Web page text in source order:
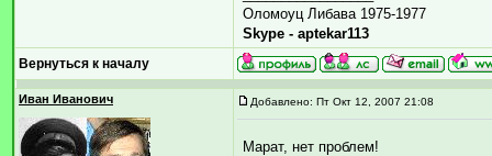
Оломоуц Либава 1975-1977
Skype - aptekar113
Вернуться к началу
Иван Иванович Добавлено: Пт Окт 12, 2007 21:08
Марат, нет проблем!